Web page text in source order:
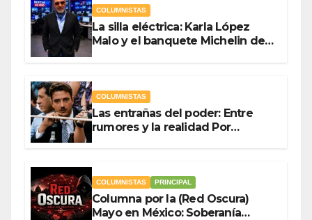
COLUMNISTAS
La silla eléctrica: Karla López
Malo y el banquete Michelin del
COLUMNISTAS
Las entrañas del poder: Entre
rumores y la realidad Por
COLUMNISTAS PRINCIPAL
Columna por la (Red Oscura)
Mayo en México: Soberanía